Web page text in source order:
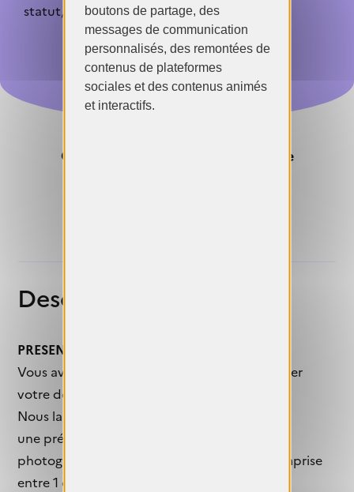
statut, votre âge et votre nationalité.
Candidature actuellement fermée
Description
PRESENTER UN DOSSIER DE CANDIDATURE
Vous avez jusqu’au 20 décembre pour déposer
votre dossier
Nous lançons un appel à candidatures, pour
une présentation vidéo de
photographies (diaporama), d’une durée comprise
entre 1 et 4 minutes.
boutons de partage, des
messages de communication
personnalisés, des remontées de
contenus de plateformes
sociales et des contenus animés
et interactifs.